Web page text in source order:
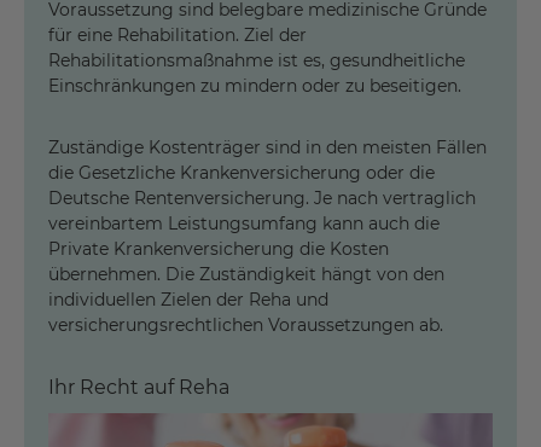
Beamte und Beamtinnen: die Beihilfestelle und
Privatversicherung
Selbstständige: der Patient/die Patientin (Erstattung
Rentner*innen, Hausfrauen und Hausmänner: die
Krankenkasse
1. Sie werden direkt in die Rehabilitationseinrichtung
verlegt, ohne dass die Entscheidung des Kostenträgers
2. Ist eine direkte Verlegung nicht möglich, werden Sie
schnellstmöglich in die Rehabilitationseinrichtung
verlegt, nachdem der Kostenträger (Krankenversicherung
oder Rentenversicherung) kurzfristig über den Antrag
entschieden hat.
Aufklärung und Information zu der jeweiligen Erkrankung
und den beeinträchtigten Funktionen. Die Therapieziele
legen Ärzt*in, Therapeut*in und Patient*in gemeinsam
Voraussetzung sind belegbare medizinische Gründe
für eine Rehabilitation. Ziel der
Rehabilitationsmaßnahme ist es, gesundheitliche
Einschränkungen zu mindern oder zu beseitigen.
Zuständige Kostenträger sind in den meisten Fällen
die Gesetzliche Krankenversicherung oder die
Deutsche Rentenversicherung. Je nach vertraglich
vereinbartem Leistungsumfang kann auch die
Private Krankenversicherung die Kosten
übernehmen. Die Zuständigkeit hängt von den
individuellen Zielen der Reha und
versicherungsrechtlichen Voraussetzungen ab.
Ihr Recht auf Reha